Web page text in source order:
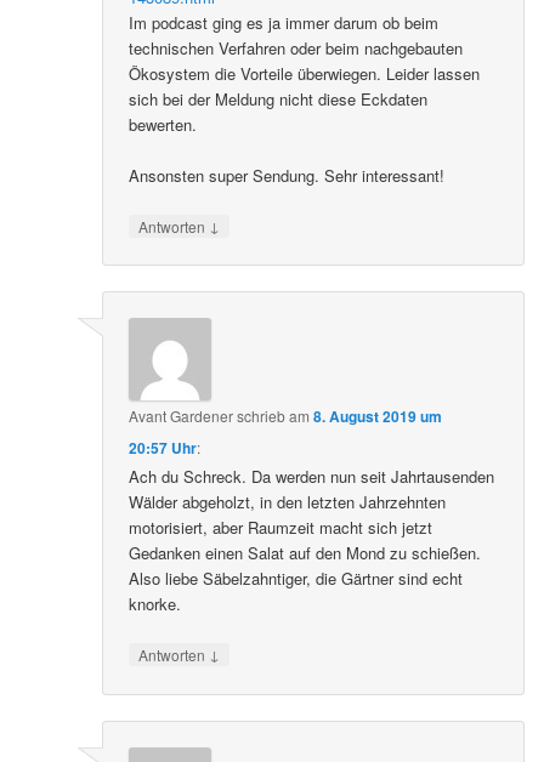
Im podcast ging es ja immer darum ob beim
technischen Verfahren oder beim nachgebauten
Ökosystem die Vorteile überwiegen. Leider lassen
sich bei der Meldung nicht diese Eckdaten
bewerten.
Ansonsten super Sendung. Sehr interessant!
Antworten ↓
Avant Gardenerschriebam8. August 2019 um
20:57 Uhr:
Ach du Schreck. Da werden nun seit Jahrtausenden
Wälder abgeholzt, in den letzten Jahrzehnten
motorisiert, aber Raumzeit macht sich jetzt
Gedanken einen Salat auf den Mond zu schießen.
Also liebe Säbelzahntiger, die Gärtner sind echt
knorke.
Antworten ↓